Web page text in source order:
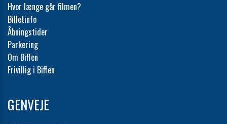
Hvor længe går filmen?
Billetinfo
Åbningstider
Parkering
Om Biffen
Frivillig i Biffen
GENVEJE